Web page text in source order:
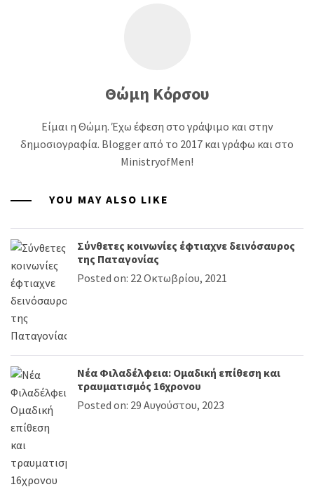
Θώμη Κόρσου
Είμαι η Θώμη. Έχω έφεση στο γράψιμο και στην
δημοσιογραφία. Blogger από το 2017 και γράφω και στο
MinistryofMen!
YOU MAY ALSO LIKE
Σύνθετες κοινωνίες έφτιαχνε δεινόσαυρος
της Παταγονίας
Posted on: 22 Οκτωβρίου, 2021
Νέα Φιλαδέλφεια: Ομαδική επίθεση και
τραυματισμός 16χρονου
Posted on: 29 Αυγούστου, 2023